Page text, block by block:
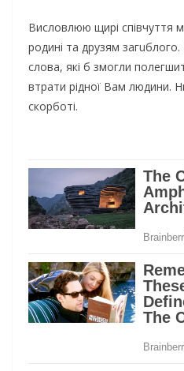
Висловлюю щирі співчуття
родині та друзям
слова, які б змогли
втрати рідної Вам людини.
скорботі.